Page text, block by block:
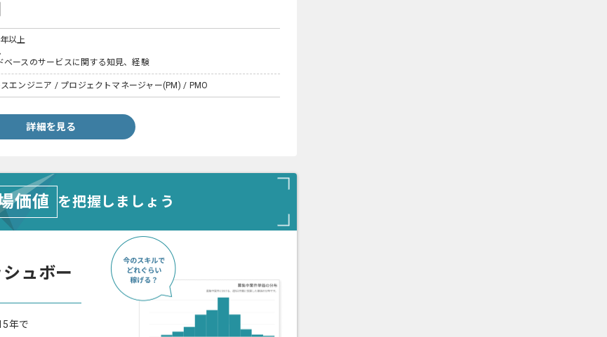
以上
ベースのサービスに関する知見、経験
エンジニア / プロジェクトマネージャー(PM) / PMO
詳細を見る
価値 を把握しましょう
ュボー
年で